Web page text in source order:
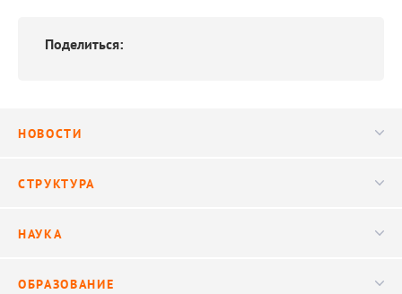
Поделиться:
НОВОСТИ
Видео
СТРУКТУРА
Научные подразделения
НАУКА
ОБРАЗОВАНИЕ